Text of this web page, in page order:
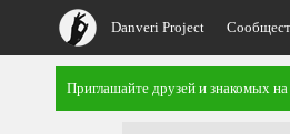
Danveri Project
Приглашайте друзей и знакомых